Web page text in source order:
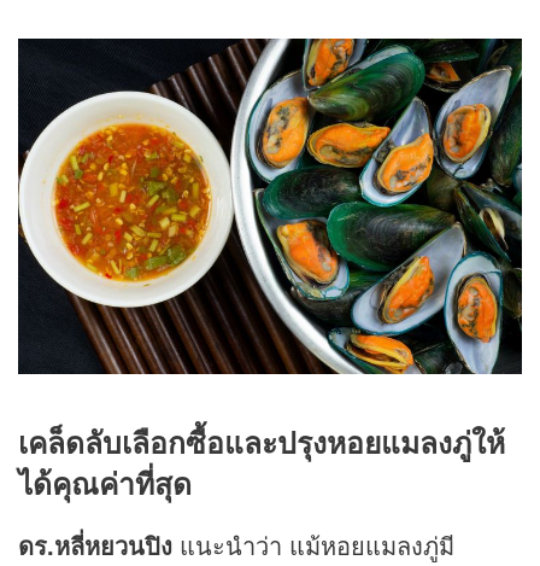
เคล็ดลับเลือกซื้อและปรุงหอยแมลงภู่ให้
ได้คุณค่าที่สุด
ดร.หลี่หยวนปิง แนะนำว่า แม้หอยแมลงภู่มี